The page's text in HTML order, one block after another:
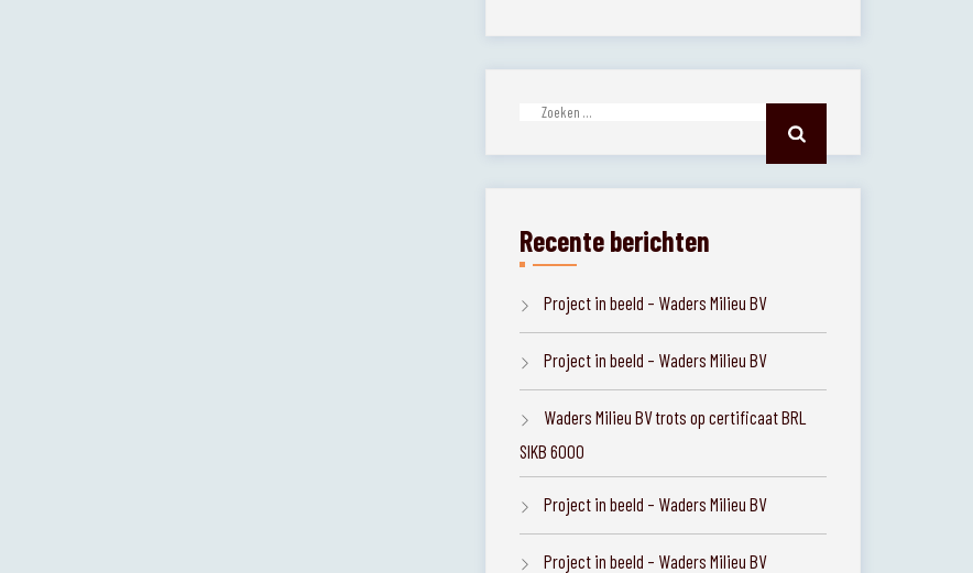
Zoeken
Recente berichten
Project in beeld – Waders Milieu BV
Project in beeld – Waders Milieu BV
Waders Milieu BV trots op certificaat BRL
SIKB 6000
Project in beeld – Waders Milieu BV
Project in beeld – Waders Milieu BV